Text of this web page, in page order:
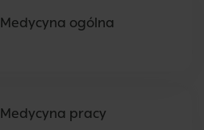
Medycyna ogólna
Medycyna pracy